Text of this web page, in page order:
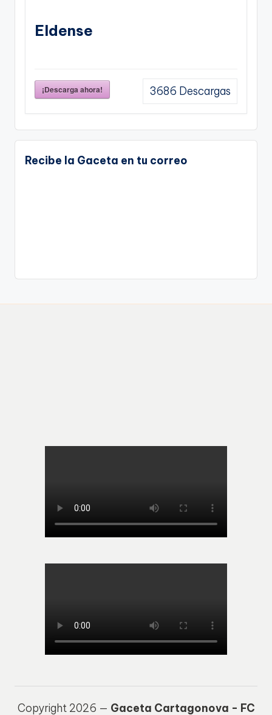
Eldense
¡Descarga ahora! 3686 Descargas
Recibe la Gaceta en tu correo
Copyright 2026 — Gaceta Cartagonova - FC